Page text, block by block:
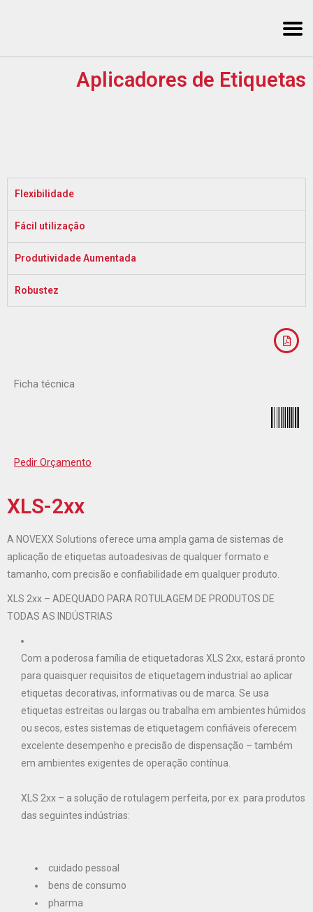
Aplicadores de Etiquetas
Flexibilidade
Fácil utilização
Produtividade Aumentada
Robustez
Ficha técnica
Pedir Orçamento
XLS-2xx
A NOVEXX Solutions oferece uma ampla gama de sistemas de
aplicação de etiquetas autoadesivas de qualquer formato e
tamanho, com precisão e confiabilidade em qualquer produto.
XLS 2xx – ADEQUADO PARA ROTULAGEM DE PRODUTOS DE
TODAS AS INDÚSTRIAS
Com a poderosa família de etiquetadoras XLS 2xx, estará pronto
para quaisquer requisitos de etiquetagem industrial ao aplicar
etiquetas decorativas, informativas ou de marca. Se usa
etiquetas estreitas ou largas ou trabalha em ambientes húmidos
ou secos, estes sistemas de etiquetagem confiáveis oferecem
excelente desempenho e precisão de dispensação – também
em ambientes exigentes de operação contínua.
XLS 2xx – a solução de rotulagem perfeita, por ex. para produtos
das seguintes indústrias:
cuidado pessoal
bens de consumo
pharma